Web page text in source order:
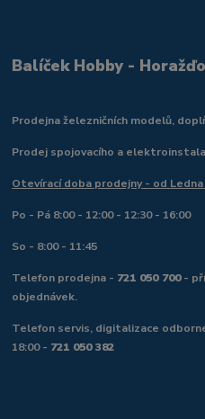
Balíček Hobby -
Prodejna železničních modelů,
Prodej spojovacího a
Otevírací doba prodejny - od Ledna
Po - Pá 8:00 - 12:00 - 12:30 - 16:00
So - 8:00 - 11:45
Telefon prodejna - 721 050 700-
objednávek.
Telefon servis, digitalizace
18:00 - 721 050 382